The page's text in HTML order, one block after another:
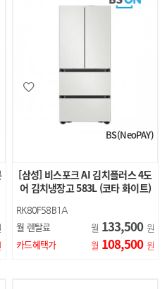
BS(NeoPAY)
[삼성] 비스포크 AI 김치플러스 4도
어 김치냉장고 583L (코타 화이트)
RK80F58B1A
월 렌탈료 월 133,500 원
카드혜택가
월 108,500 원